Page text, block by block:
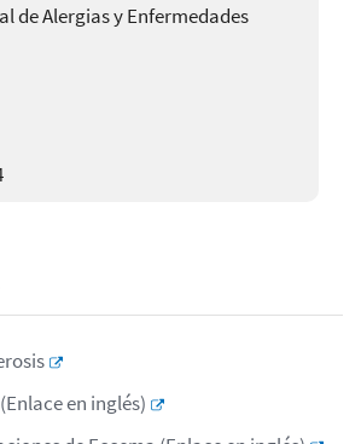
de Alergias y Enfermedades
en inglés)